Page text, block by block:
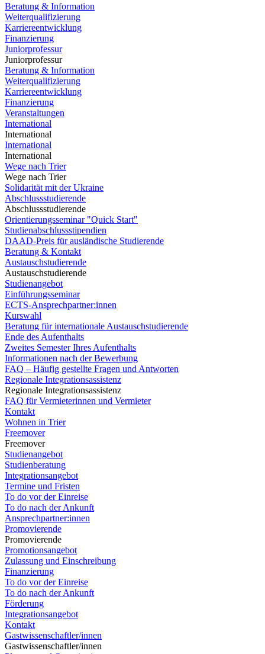
Beratung & Information
Weiterqualifizierung
Karriereentwicklung
Finanzierung
Juniorprofessur
Juniorprofessur
Beratung & Information
Weiterqualifizierung
Karriereentwicklung
Finanzierung
Veranstaltungen
International
International
International
International
Wege nach Trier
Wege nach Trier
Solidarität mit der Ukraine
Abschlussstudierende
Abschlussstudierende
Orientierungsseminar "Quick Start"
Studienabschlussstipendien
DAAD-Preis für ausländische Studierende
Beratung & Kontakt
Austauschstudierende
Austauschstudierende
Studienangebot
Einführungsseminar
ECTS-Ansprechpartner:innen
Kurswahl
Beratung für internationale Austauschstudierende
Ende des Aufenthalts
Zweites Semester Ihres Aufenthalts
Informationen nach der Bewerbung
FAQ – Häufig gestellte Fragen und Antworten
Regionale Integrationsassistenz
Regionale Integrationsassistenz
FAQ für Vermieterinnen und Vermieter
Kontakt
Wohnen in Trier
Freemover
Freemover
Studienangebot
Studienberatung
Integrationsangebot
Termine und Fristen
To do vor der Einreise
To do nach der Ankunft
Ansprechpartner:innen
Promovierende
Promovierende
Promotionsangebot
Zulassung und Einschreibung
Finanzierung
To do vor der Einreise
To do nach der Ankunft
Förderung
Integrationsangebot
Kontakt
Gastwissenschaftler/innen
Gastwissenschaftler/innen